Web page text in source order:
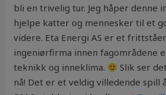
bli en trivelig tur. Jeg håper denne
hjelpe katter og mennesker til et
videre. Eta Energi AS er et
ingeniørfirma innen fagområdene
teknikk og inneklima.
Slik ser
nå! Det er et veldig villedende spill